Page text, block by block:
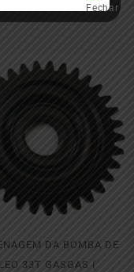
DA BOMBA DE
33T GASGAS (